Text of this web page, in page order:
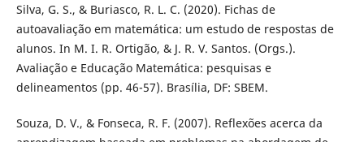
Silva, G. S., & Buriasco, R. L. C. (2020). Fichas de
autoavaliação em matemática: um estudo de respostas de
alunos. In M. I. R. Ortigão, & J. R. V. Santos. (Orgs.).
Avaliação e Educação Matemática: pesquisas e
delineamentos (pp. 46-57). Brasília, DF: SBEM.
Souza, D. V., & Fonseca, R. F. (2007). Reflexões acerca da